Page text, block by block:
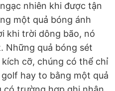
nhiên khi được tận
một quả bóng ánh
khi trời dông bão, nó
Những quả bóng sét
cỡ, chúng có thể chỉ
hay to bằng một quả